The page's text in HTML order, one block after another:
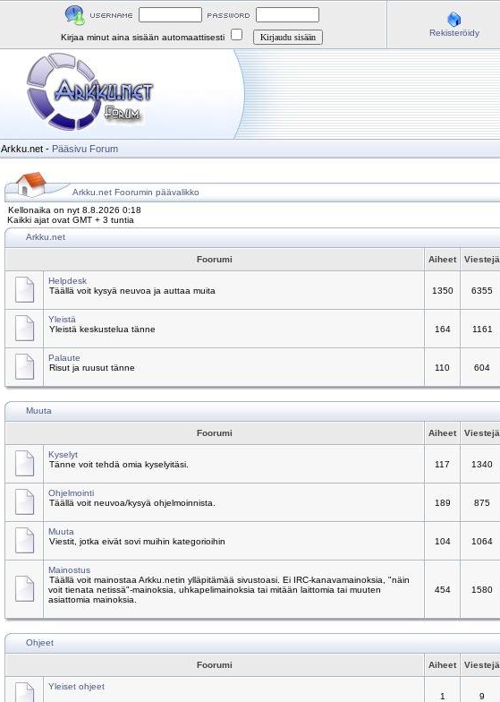
Kirjaa minut aina sisään automaattisesti Rekisteröidy
Arkku.net - Pääsivu Forum
Arkku.net Foorumin päävalikko
Kellonaika on nyt 8.8.2026 0:18
Kaikki ajat ovat GMT + 3 tuntia
Arkku.net
Foorumi Aiheet Viestejä
Helpdesk
Täällä voit kysyä neuvoa ja auttaa muita
1350 6355
Yleistä
Yleistä keskustelua tänne
164 1161
Palaute
Risut ja ruusut tänne
110 604
Muuta
Foorumi Aiheet Viestejä
Kyselyt
Tänne voit tehdä omia kyselyitäsi.
117 1340
Ohjelmointi
Täällä voit neuvoa/kysyä ohjelmoinnista.
189 875
Muuta
Viestit, jotka eivät sovi muihin kategorioihin
104 1064
Mainostus
Täällä voit mainostaa Arkku.netin ylläpitämää sivustoasi. Ei IRC-kanavamainoksia, "näin
voit tienata netissä"-mainoksia, uhkapelimainoksia tai mitään laittomia tai muuten
asiattomia mainoksia.
454 1580
Ohjeet
Foorumi Aiheet Viestejä
Yleiset ohjeet
1
9